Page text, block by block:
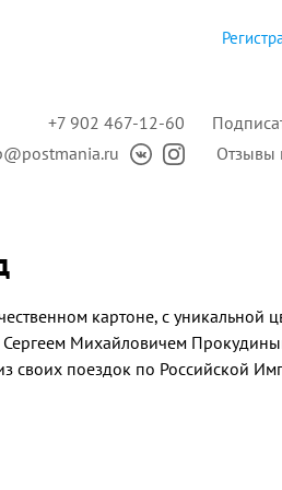
Отзывы
+7 902 467-12-60
картоне, с уникальной
Михайловичем
своих поездок по Российской